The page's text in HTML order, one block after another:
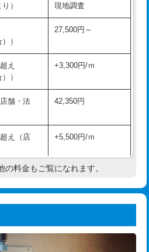
) 3,300円
置)
バンド止
5,500円
め戻し作
11,000円
HI）使
33,000円
・HI）使
+8,800円
管・銅
で)
管・銅
） 現地調査
）
27,500円～
え
）
+3,300円/ｍ
舗・法
42,350円
え（店
+5,500円/ｍ
現地調査
の料金もご覧になれます。